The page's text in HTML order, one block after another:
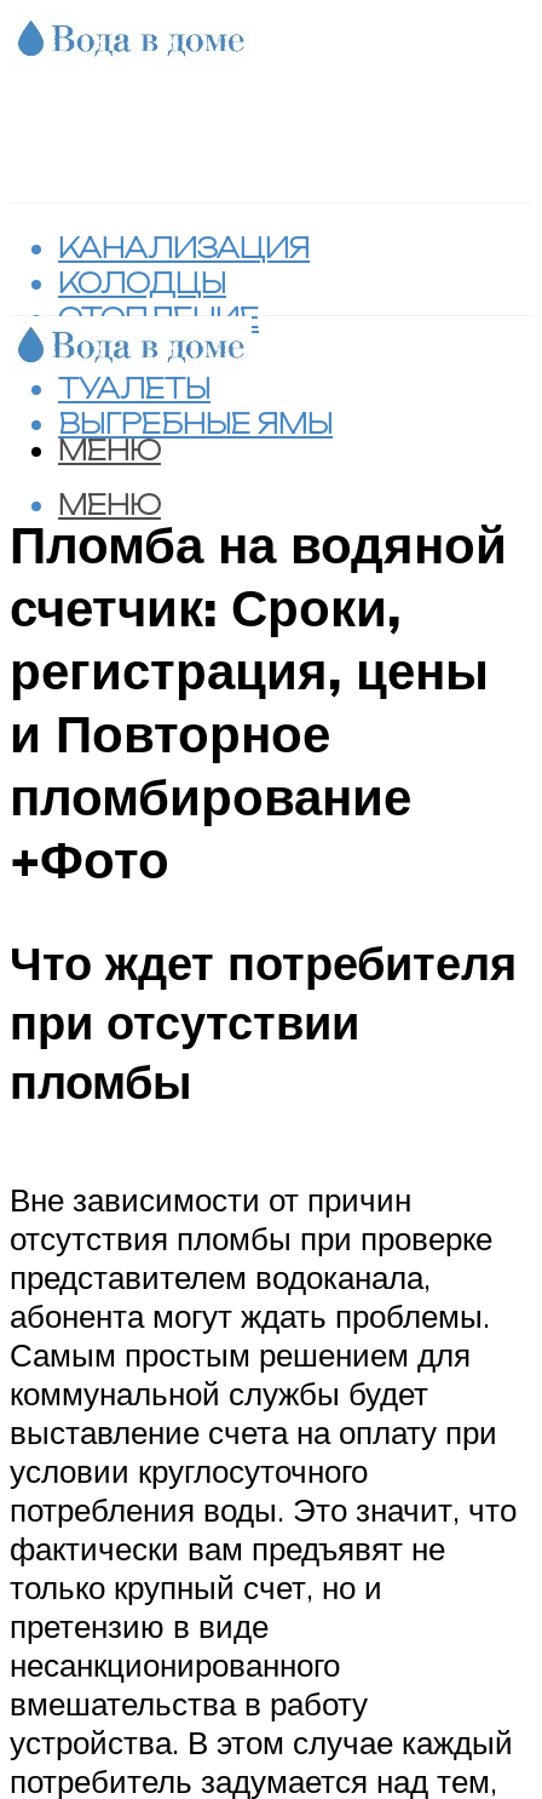
КАНАЛИЗАЦИЯ
КОЛОДЦЫ
ОТОПЛЕНИЕ
СЕПТИКИ
ТУАЛЕТЫ
ВЫГРЕБНЫЕ ЯМЫ
МЕНЮ
МЕНЮ
Пломба на водяной
счетчик: Сроки,
регистрация, цены
и Повторное
пломбирование
+Фото
Что ждет потребителя
при отсутствии
пломбы
Вне зависимости от причин
отсутствия пломбы при проверке
представителем водоканала,
абонента могут ждать проблемы.
Самым простым решением для
коммунальной службы будет
выставление счета на оплату при
условии круглосуточного
потребления воды. Это значит, что
фактически вам предъявят не
только крупный счет, но и
претензию в виде
несанкционированного
вмешательства в работу
устройства. В этом случае каждый
потребитель задумается над тем,